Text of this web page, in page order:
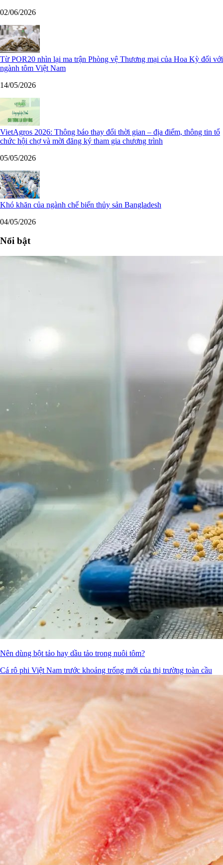
02/06/2026
Từ POR20 nhìn lại ma trận Phòng vệ Thương mại của Hoa Kỳ đối với
ngành tôm Việt Nam
14/05/2026
VietAgros 2026: Thông báo thay đổi thời gian – địa điểm, thông tin tổ
chức hội chợ và mời đăng ký tham gia chương trình
05/05/2026
Khó khăn của ngành chế biến thủy sản Bangladesh
04/05/2026
Nổi bật
Nên dùng bột tảo hay dầu tảo trong nuôi tôm?
Cá rô phi Việt Nam trước khoảng trống mới của thị trường toàn cầu